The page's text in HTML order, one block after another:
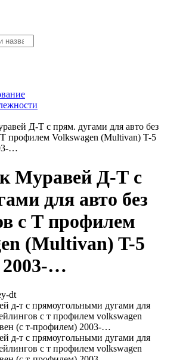
Д-Т с прям. дугами для авто без
профилем Volkswagen (Multivan) T-5
…
Муравей Д-Т с
для авто без
с Т профилем
(Multivan) T-5
…
dt